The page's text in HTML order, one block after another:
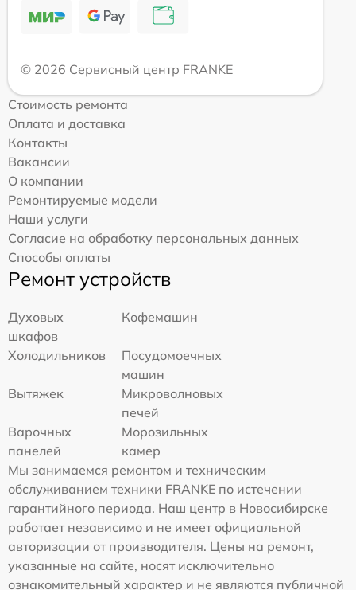
© 2026 Сервисный центр FRANKE
Стоимость ремонта
Оплата и доставка
Контакты
Вакансии
О компании
Ремонтируемые модели
Наши услуги
Согласие на обработку персональных данных
Способы оплаты
Ремонт устройств
Духовых
шкафов
Кофемашин
Холодильников
Посудомоечных
машин
Вытяжек
Микроволновых
печей
Варочных
панелей
Морозильных
камер
Мы занимаемся ремонтом и техническим
обслуживанием техники FRANKE по истечении
гарантийного периода. Наш центр в Новосибирске
работает независимо и не имеет официальной
авторизации от производителя. Цены на ремонт,
указанные на сайте, носят исключительно
ознакомительный характер и не являются публичной